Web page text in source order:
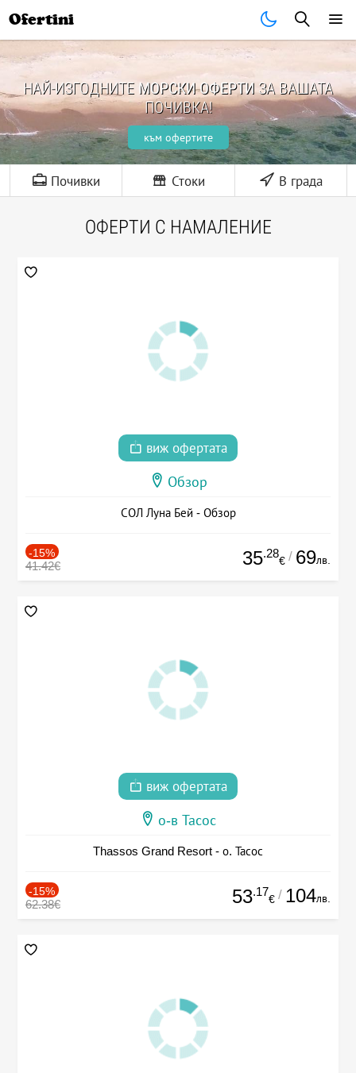
Ofertini
НАЙ-ИЗГОДНИТЕ МОРСКИ ОФЕРТИЗА ВАШАТА
ПОЧИВКА!
към офертите
Почивки Стоки В града
ОФЕРТИ С НАМАЛЕНИЕ
виж офертата
Обзор
СОЛ Луна Бей - Обзор
-15%
41.42€ 35.28
€ / 69лв.
виж офертата
о-в Тасос
Thassos Grand Resort - о. Тасос
-15%
62.38€ 53.17
€ / 104лв.